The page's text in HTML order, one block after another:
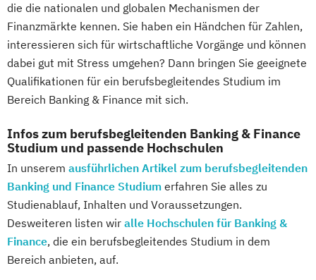
E-Beratung in der Pädagogik
E-Commerce Elektrotechnik
Engineering (DE/EN)
Engineering Management (DE/EN)
Entrepreneurship (DE/EN)
Ernährungswissenschaften
Eventmanagement Facility Management
Finance
Accounting und Taxation (DE/EN)
Finanzmanagement
Finanzmanagement für Bankkaufleute
Fintech Fitnessökonomie Game Design
Gartenbau General Management
Gerontologie
die die nationalen und globalen Mechanismen der
Finanzmärkte kennen. Sie haben ein Händchen für Zahlen,
interessieren sich für wirtschaftliche Vorgänge und können
dabei gut mit Stress umgehen? Dann bringen Sie geeignete
Qualifikationen für ein berufsbegleitendes Studium im
Bereich Banking & Finance mit sich.
Infos zum berufsbegleitenden Banking & Finance
Studium und passende Hochschulen
In unserem ausführlichen Artikel zum berufsbegleitenden
Banking und Finance Studium erfahren Sie alles zu
Studienablauf, Inhalten und Voraussetzungen.
Desweiteren listen wir alle Hochschulen für Banking &
Finance, die ein berufsbegleitendes Studium in dem
Bereich anbieten, auf.